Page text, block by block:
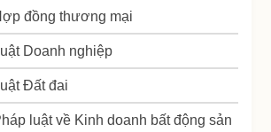
đồng thương mại
Doanh nghiệp
Đất đai
luật về Kinh doanh bất động sản